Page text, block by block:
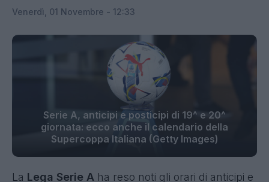
Venerdì, 01 Novembre - 12:33
Serie A, anticipi e posticipi di 19^ e 20^
giornata: ecco anche il calendario della
Supercoppa Italiana (Getty Images)
La Lega Serie A ha reso noti gli orari di anticipi e